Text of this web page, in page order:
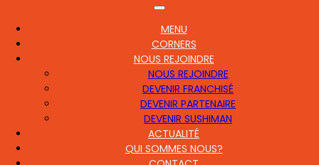
MAIN
MENU
CORNERS
NOUS REJOINDRE
NOUS REJOINDRE
DEVENIR FRANCHISÉ
DEVENIR PARTENAIRE
DEVENIR SUSHIMAN
ACTUALITÉ
QUI SOMMES NOUS?